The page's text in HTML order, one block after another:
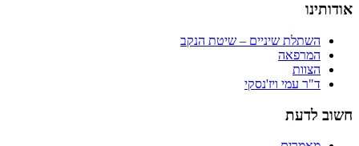
אודותינו
השתלת שיניים – שיטת הנקב
המרפאה
הצוות
ד"ר עמי ויז'נסקי
חשוב לדעת